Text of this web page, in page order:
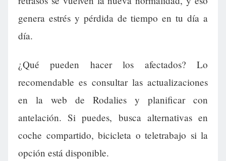
genera estrés y pérdida de tiempo en tu día a
día.
¿Qué pueden hacer los afectados? Lo
recomendable es consultar las actualizaciones
en la web de Rodalies y planificar con
antelación. Si puedes, busca alternativas en
coche compartido, bicicleta o teletrabajo si la
opción está disponible.